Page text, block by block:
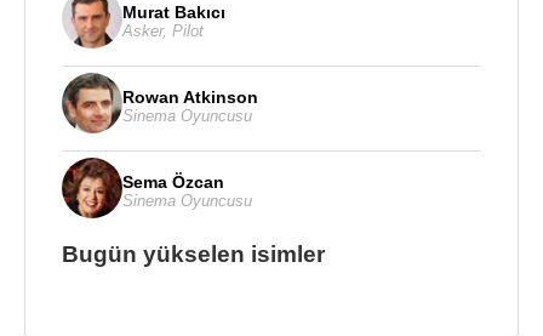
Murat Bakıcı
Asker, Pilot
Rowan Atkinson
Sinema Oyuncusu
Sema Özcan
Sinema Oyuncusu
Bugün yükselen isimler